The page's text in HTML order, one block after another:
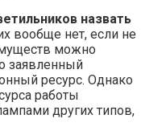
назвать
вообще нет, если не
можно
заявленный
ресурс. Однако
работы
других типов,